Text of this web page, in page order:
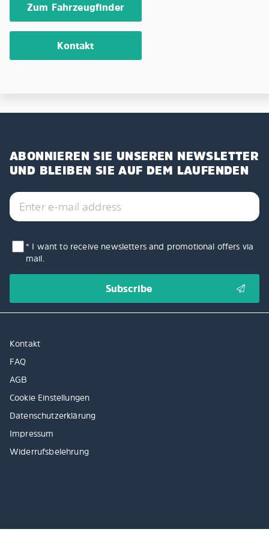
Zum Fahrzeugfinder
Kontakt
ABONNIEREN SIE UNSEREN NEWSLETTER
UND BLEIBEN SIE AUF DEM LAUFENDEN
* I want to receive newsletters and promotional offers via
mail.
Kontakt
FAQ
AGB
Cookie Einstellungen
Datenschutzerklärung
Impressum
Widerrufsbelehrung